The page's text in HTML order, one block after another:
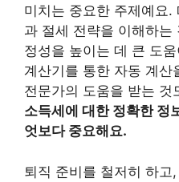
미치는 중요한 주제예요.
과 절세 전략을 이해하
정성을 높이는 데 큰 도
계산기를 통한 자동 계산
전문가의 도움을 받는 것
소득세에 대한 정확한 정
엇보다 중요해요.
퇴직 준비를 철저히 하고